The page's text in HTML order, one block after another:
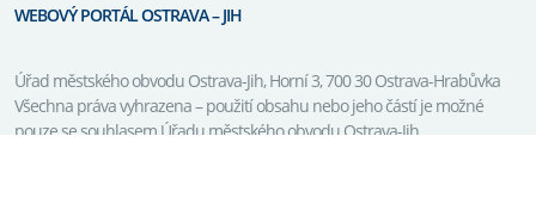
Úřad městského obvodu Ostrava-Jih, Horní 3, 700 30 Ostrava-Hrabůvka
Všechna práva vyhrazena – použití obsahu nebo jeho částí je možné
pouze se souhlasem Úřadu městského obvodu Ostrava-Jih.
WEBOVÝ PORTÁL OSTRAVA – JIH